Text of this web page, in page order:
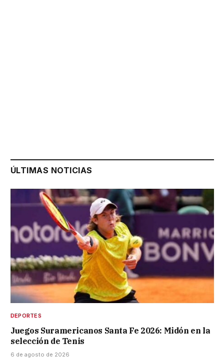
ÚLTIMAS NOTICIAS
DEPORTES
Juegos Suramericanos Santa Fe 2026: Midón en la
selección de Tenis
6 de agosto de 2026